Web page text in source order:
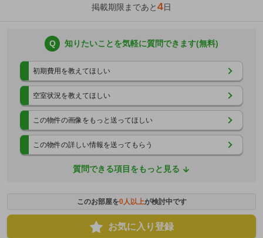
掲載期限まであと4日
Q 知りたいことを気軽に質問できます(無料)
初期費用を教えてほしい
空室状況を教えてほしい
この物件の画像をもっと送ってほしい
この物件の詳しい情報を送ってもらう
質問できる項目をもっと見る
このお部屋を0人以上が検討中です
お気に入り登録